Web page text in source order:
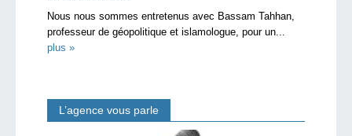
Nous nous sommes entretenus avec Bassam Tahhan,
professeur de géopolitique et islamologue, pour un...
plus »
L’agence vous parle